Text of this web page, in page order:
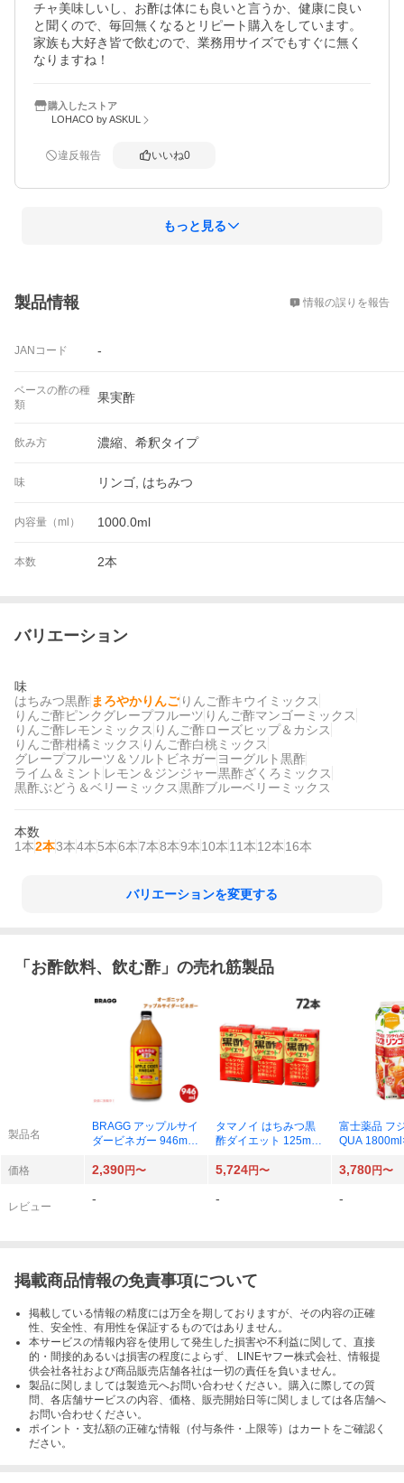
チャ美味しいし、お酢は体にも良いと言うか、健康に良い
と聞くので、毎回無くなるとリピート購入をしています。
家族も大好き皆で飲むので、業務用サイズでもすぐに無く
なりますね！
購入したストア
LOHACO by ASKUL
違反報告 いいね0
もっと見る
製品情報 情報の誤りを報告
JANコード -
ベースの酢の種
類
果実酢
飲み方 濃縮、希釈タイプ
味 リンゴ, はちみつ
内容量（ml） 1000.0ml
本数 2本
バリエーション
味
はちみつ黒酢 まろやかりんご りんご酢キウイミックス
りんご酢ピンクグレープフルーツ りんご酢マンゴーミックス
りんご酢レモンミックス りんご酢ローズヒップ＆カシス
りんご酢柑橘ミックス りんご酢白桃ミックス
グレープフルーツ＆ソルトビネガー ヨーグルト黒酢
ライム＆ミント レモン＆ジンジャー黒酢ざくろミックス
黒酢ぶどう＆ベリーミックス黒酢ブルーベリーミックス
本数
1本2本3本4本5本6本7本8本9本10本11本12本16本
バリエーションを変更する
「 お酢飲料、飲む酢」の売れ筋製品
製品名
BRAGG アップルサイ
ダービネガー 946ml×
タマノイ はちみつ黒
酢ダイエット 125ml ×
富士薬品 フ
QUA
価格 2,390円〜 5,724円〜 3,780円〜
レビュー
- - -
掲載商品情報の免責事項について
掲載している情報の精度には万全を期しておりますが、その内容の正確
性、安全性、有用性を保証するものではありません。
本サービスの情報内容を使用して発生した損害や不利益に関して、直接
的・間接的あるいは損害の程度によらず、 LINEヤフー株式会社、情報提
供会社各社および商品販売店舗各社は一切の責任を負いません。
製品に関しましては製造元へお問い合わせください。購入に際しての質
問、各店舗サービスの内容、価格、販売開始日等に関しましては各店舗へ
お問い合わせください。
ポイント・支払額の正確な情報（付与条件・上限等）はカートをご確認く
ださい。